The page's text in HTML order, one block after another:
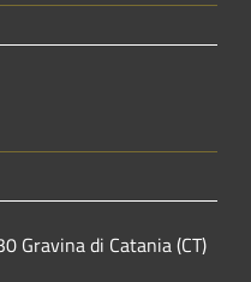
Gravina di Catania (CT)